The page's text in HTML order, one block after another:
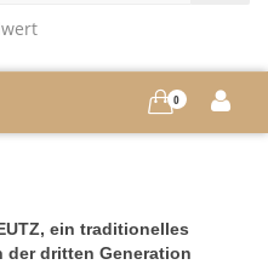
0
ein traditionelles
der dritten Generation